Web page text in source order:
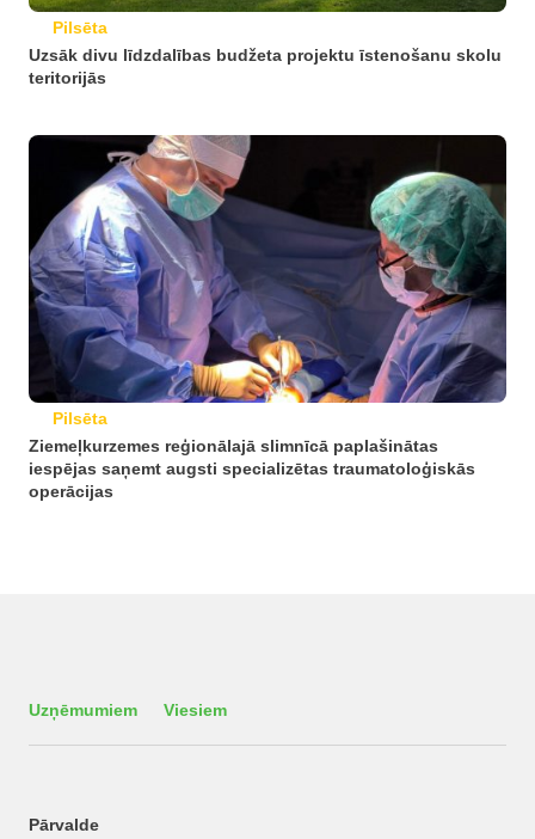
Pilsēta
Uzsāk divu līdzdalības budžeta projektu īstenošanu skolu
teritorijās
Pilsēta
Ziemeļkurzemes reģionālajā slimnīcā paplašinātas
iespējas saņemt augsti specializētas traumatoloģiskās
operācijas
Uzņēmumiem Viesiem
Pārvalde